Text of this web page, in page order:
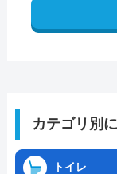
カテゴリ別
トイレ